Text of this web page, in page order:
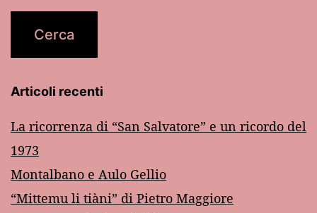
Articoli recenti
La ricorrenza di “San Salvatore” e un ricordo del
1973
Montalbano e Aulo Gellio
“Mittemu li tiàni” di Pietro Maggiore